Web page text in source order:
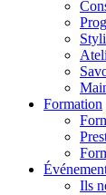
Formation
Ils